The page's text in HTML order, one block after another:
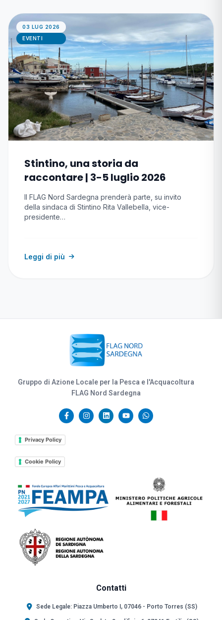
03 LUG 2026
EVENTI
Stintino, una storia da
raccontare | 3-5 luglio 2026
Il FLAG Nord Sardegna prenderà parte, su invito
della sindaca di Stintino Rita Vallebella, vice-
presidente…
Leggi di più
Gruppo di Azione Locale per la Pesca e l'Acquacoltura
FLAG Nord Sardegna
Privacy Policy
Cookie Policy
Contatti
Sede Legale: Piazza Umberto I, 07046 - Porto Torres (SS)